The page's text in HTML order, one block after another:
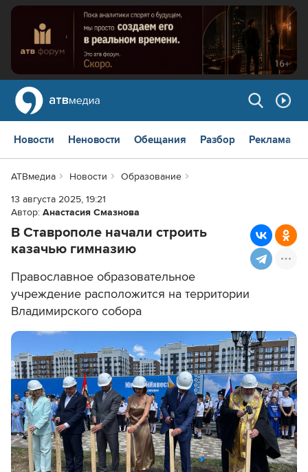
Новости Неновости Обещания Разбор Реклама
АТВмедиа Новости
Образование
13 августа 2025, 19:21
Автор: Анастасия Смазнова
В Ставрополе начали строить
казачью гимназию
Православное образовательное
учреждение расположится на территории
Владимирского собора